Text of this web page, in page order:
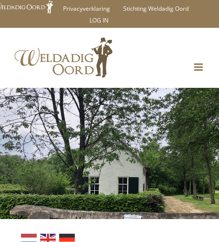
Ga
Privacyverklaring
Stichting Weldadig Oord
LOG IN